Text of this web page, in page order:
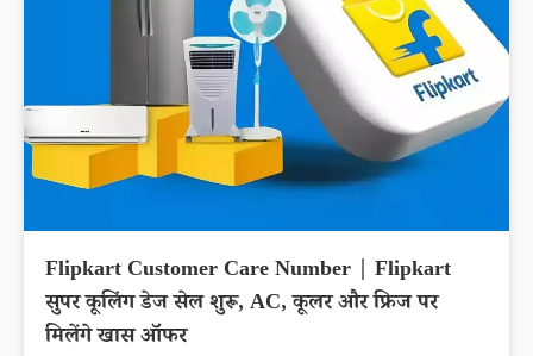
Flipkart Customer Care Number | Flipkart
सुपर कूलिंग डेज सेल शुरू, AC, कूलर और फ्रिज पर
मिलेंगे खास ऑफर